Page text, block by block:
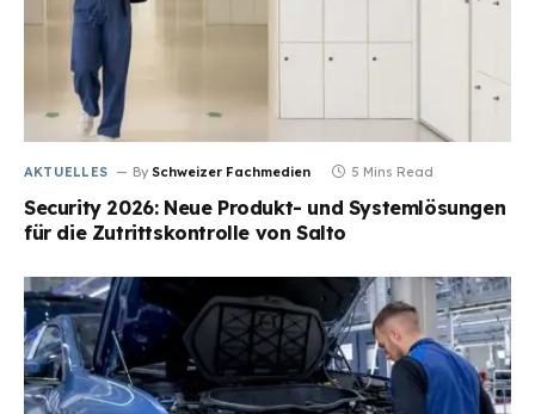
AKTUELLES By Schweizer Fachmedien 5 Mins Read
Security 2026: Neue Produkt- und Systemlösungen
für die Zutrittskontrolle von Salto